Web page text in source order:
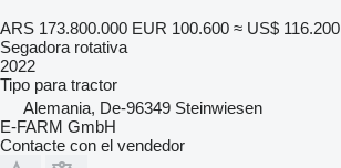
ARS 173.800.000 EUR 100.600 ≈ US$ 116.200
Segadora rotativa
2022
Tipo para tractor
Alemania, De-96349 Steinwiesen
E-FARM GmbH
Contacte con el vendedor